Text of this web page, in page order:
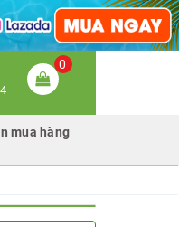
0
mua hàng